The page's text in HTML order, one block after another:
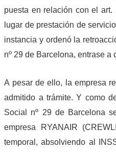
puesta en relación con el
lugar de prestación de
instancia y ordenó la
nº 29 de Barcelona, entrase
A pesar de ello, la empresa
admitido a trámite. Y como
Social nº 29 de Barcelona
empresa RYANAIR
temporal, absolviendo al